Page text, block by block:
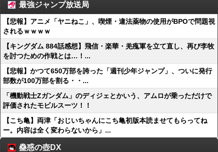
最強ジャンプ放送局
【悲報】アニメ「ヤニねこ」、喫煙・違法薬物の使用がBPOで問題視
されるｗｗｗｗ
【キングダム 884話感想】飛信・楽華・羌瘣軍を立て直し、再び李牧
を討つための作戦とは…！...
【悲報】かつて650万部を誇った「週刊少年ジャンプ」、ついに発行
部数が100万部を割る・・...
「機動戦士Ζガンダム」のディジェとかいう、アムロが乗っただけで
評価されたモビルスーツ！！
【こち亀】両津「おじいちゃんにこち亀初版本読ませてもらってね
ー。内容は全く変わらないから」...
蠱惑の壺DX